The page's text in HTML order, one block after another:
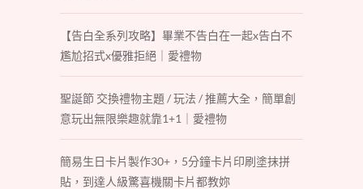
【告白全系列攻略】畢業不告白在一起x告白不
尷尬招式x優雅拒絕｜愛禮物
聖誕節 交換禮物主題 / 玩法 / 推薦大全，簡單創
意玩出無限樂趣就靠1+1｜愛禮物
簡易生日卡片製作30+，5分鐘卡片印刷塗抹拼
貼，到達人級驚喜機關卡片都教妳